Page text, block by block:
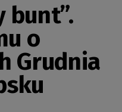
bunt”.
o
Grudnia